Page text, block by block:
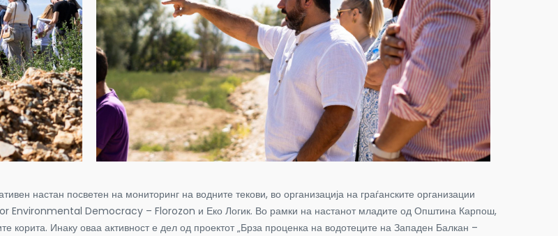
настан посветен на мониторинг на водните текови, во организација на граѓанските организации
Democracy – Florozon и Еко Логик. Во рамки на настанот младите од Општина Карпош,
корита. Инаку оваа активност е дел од проектот „Брза проценка на водотеците на Западен Балкан –